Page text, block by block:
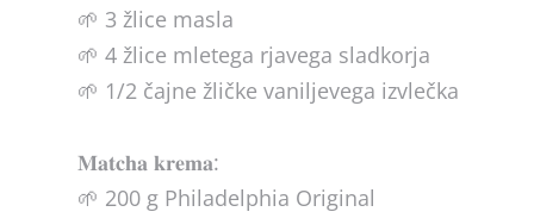
🌱 3 žlice masla
🌱 4 žlice mletega rjavega sladkorja
🌱 1/2 čajne žličke vaniljevega izvlečka
𝐌𝐚𝐭𝐜𝐡𝐚 𝐤𝐫𝐞𝐦𝐚:
🌱 200 g Philadelphia Original